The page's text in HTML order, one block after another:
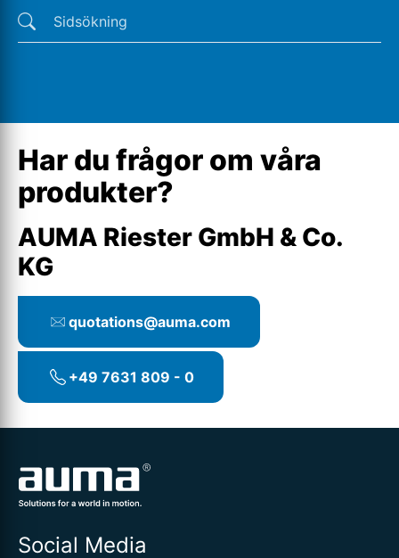
Har du frågor om våra
produkter?
AUMA Riester GmbH & Co.
KG
quotations@auma.com
+49 7631 809 - 0
Social Media